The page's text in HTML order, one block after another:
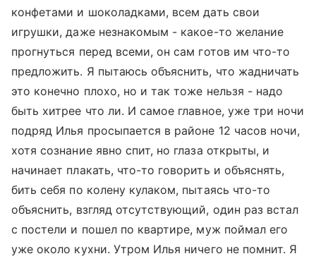
конфетами и шоколадками, всем дать свои
игрушки, даже незнакомым - какое-то желание
прогнуться перед всеми, он сам готов им что-то
предложить. Я пытаюсь объяснить, что жадничать
это конечно плохо, но и так тоже нельзя - надо
быть хитрее что ли. И самое главное, уже три ночи
подряд Илья просыпается в районе 12 часов ночи,
хотя сознание явно спит, но глаза открыты, и
начинает плакать, что-то говорить и объяснять,
бить себя по колену кулаком, пытаясь что-то
объяснить, взгляд отсутствующий, один раз встал
с постели и пошел по квартире, муж поймал его
уже около кухни. Утром Илья ничего не помнит. Я